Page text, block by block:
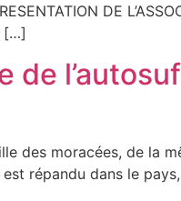
DE
[…]
de
des moracées, de la
répandu dans le